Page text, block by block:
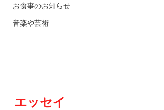
お食事のお知らせ
音楽や芸術
エッセイ